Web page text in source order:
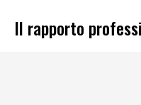
Il rapporto